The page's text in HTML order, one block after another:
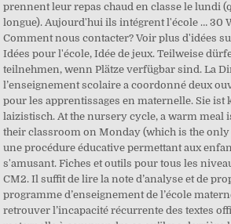
prennent leur repas chaud en classe le lundi
longue). Aujourd'hui ils intégrent l'école … 30
Comment nous contacter? Voir plus d'idées
Idées pour l'école, Idée de jeux. Teilweise
teilnehmen, wenn Plätze verfügbar sind. La
l’enseignement scolaire a coordonné deux
pour les apprentissages en maternelle. Sie ist
laizistisch. At the nursery cycle, a warm meal
their classroom on Monday (which is the
une procédure éducative permettant aux
s'amusant. Fiches et outils pour tous les
CM2. Il suffit de lire la note d’analyse et de
programme d’enseignement de l’école
retrouver l’incapacité récurrente des textes